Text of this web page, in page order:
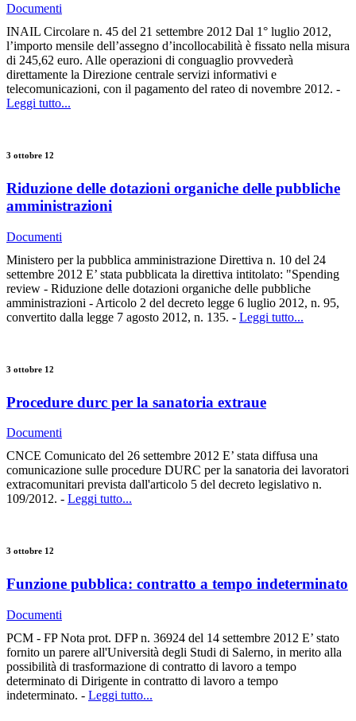
Documenti
INAIL Circolare n. 45 del 21 settembre 2012 Dal 1° luglio 2012,
l’importo mensile dell’assegno d’incollocabilità è fissato nella misura
di 245,62 euro. Alle operazioni di conguaglio provvederà
direttamente la Direzione centrale servizi informativi e
telecomunicazioni, con il pagamento del rateo di novembre 2012. -
Leggi tutto...
3 ottobre 12
Riduzione delle dotazioni organiche delle pubbliche
amministrazioni
Documenti
Ministero per la pubblica amministrazione Direttiva n. 10 del 24
settembre 2012 E’ stata pubblicata la direttiva intitolato: "Spending
review - Riduzione delle dotazioni organiche delle pubbliche
amministrazioni - Articolo 2 del decreto legge 6 luglio 2012, n. 95,
convertito dalla legge 7 agosto 2012, n. 135. - Leggi tutto...
3 ottobre 12
Procedure durc per la sanatoria extraue
Documenti
CNCE Comunicato del 26 settembre 2012 E’ stata diffusa una
comunicazione sulle procedure DURC per la sanatoria dei lavoratori
extracomunitari prevista dall'articolo 5 del decreto legislativo n.
109/2012. - Leggi tutto...
3 ottobre 12
Funzione pubblica: contratto a tempo indeterminato
Documenti
PCM - FP Nota prot. DFP n. 36924 del 14 settembre 2012 E’ stato
fornito un parere all'Università degli Studi di Salerno, in merito alla
possibilità di trasformazione di contratto di lavoro a tempo
determinato di Dirigente in contratto di lavoro a tempo
indeterminato. - Leggi tutto...